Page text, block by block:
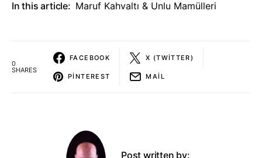
In this article: Maruf Kahvaltı & Unlu Mamülleri
0
SHARES
FACEBOOK X (TWITTER)
PINTEREST MAIL
Post written by: